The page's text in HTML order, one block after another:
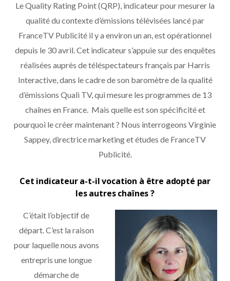
Le Quality Rating Point (QRP), indicateur pour mesurer la
qualité du contexte d’émissions télévisées lancé par
FranceTV Publicité il y a environ un an, est opérationnel
depuis le 30 avril. Cet indicateur s’appuie sur des enquêtes
réalisées auprès de téléspectateurs français par Harris
Interactive, dans le cadre de son baromètre de la qualité
d’émissions Quali TV, qui mesure les programmes de 13
chaînes en France. Mais quelle est son spécificité et
pourquoi le créer maintenant ? Nous interrogeons Virginie
Sappey, directrice marketing et études de FranceTV
Publicité.
Cet indicateur a-t-il vocation à être adopté par
les autres chaînes ?
C’était l’objectif de
départ. C’est la raison
pour laquelle nous avons
entrepris une longue
démarche de